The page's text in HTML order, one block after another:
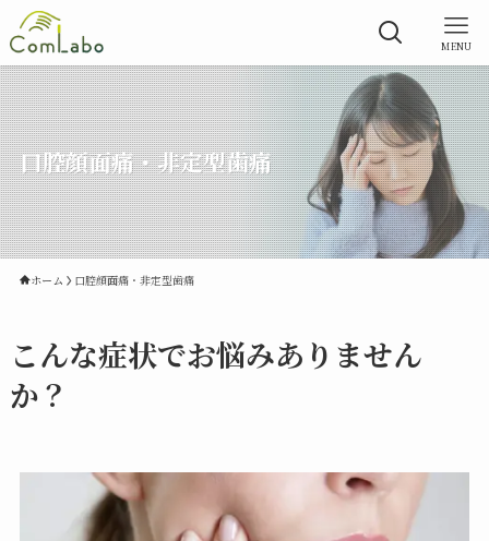
MENU
口腔顔面痛・非定型歯痛
ホーム 口腔顔面痛・非定型歯痛
こんな症状でお悩みありません
か？